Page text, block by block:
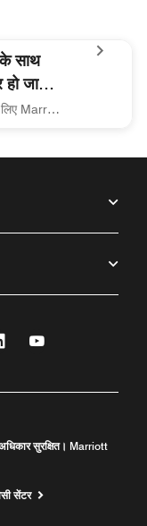
के साथ
जाता
मुफ़्त रातों के लिए पॉइंट पाने के लिए Marriott Bonvoy™ से जुड़िए।
लिंक्डिन
सुरक्षित। Marriott
सेंटर